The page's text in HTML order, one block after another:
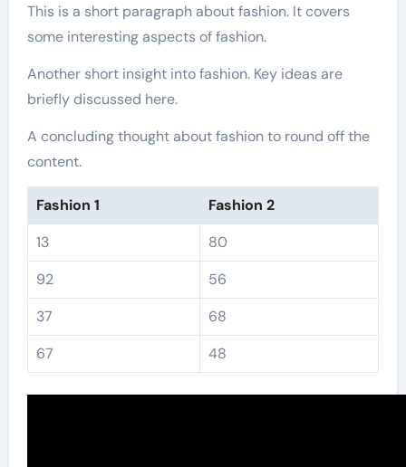
This is a short paragraph about fashion. It covers
some interesting aspects of fashion.
Another short insight into fashion. Key ideas are
briefly discussed here.
A concluding thought about fashion to round off the
content.
Fashion 1
Fashion 2
13
80
92
56
37
68
67
48